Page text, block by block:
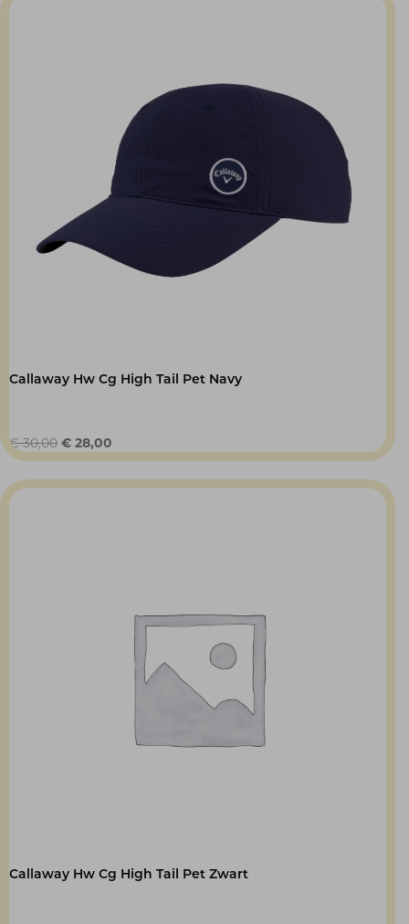
Callaway Hw Cg High Tail Pet Navy
€30,00 Oorspronkelijke
prijs
was:
€ 28,00
prijs
is:
Callaway Hw Cg High Tail Pet Zwart